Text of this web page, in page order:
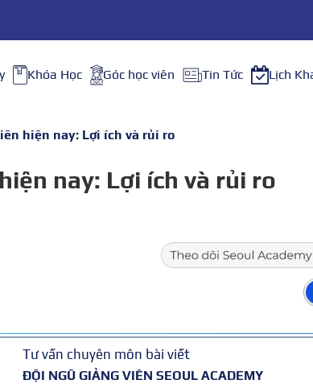
Khóa Học Góc học viên Tin Tức Lịch
hiện nay: Lợi ích và rủi ro
nay: Lợi ích và rủi ro
Tư vấn chuyên môn bài viết
ĐỘI NGŨ GIẢNG VIÊN SEOUL ACADEMY